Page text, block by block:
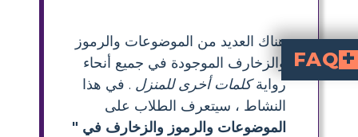
هناك العديد من الموضوعات والرموز
والزخارف الموجودة في جميع أنحاء
روايةكلمات أخرى للمنزل . في هذا
النشاط ، سيتعرف الطلاب على
الموضوعات والرموز والزخارف في "
FAQ